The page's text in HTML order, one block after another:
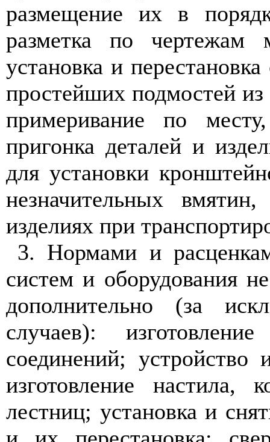
размещение их в
разметка по чертежам
установка и
простейших подмостей
примеривание по
пригонка деталей и
для установки
незначительных
изделиях при
3. Нормами и
систем и оборудования
дополнительно (за
случаев):
соединений;
изготовление настила,
лестниц; установка и